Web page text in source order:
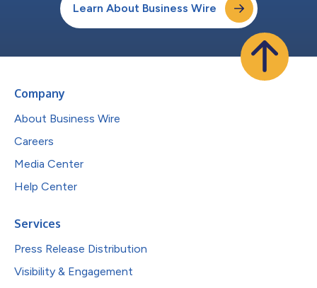
Learn About Business Wire
Company
About Business Wire
Careers
Media Center
Help Center
Services
Press Release Distribution
Visibility & Engagement